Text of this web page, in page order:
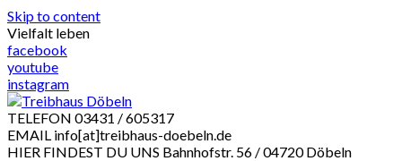
Skip to content
Vielfalt leben
facebook
youtube
instagram
TELEFON 03431 / 605317
EMAIL info[at]treibhaus-doebeln.de
HIER FINDEST DU UNS Bahnhofstr. 56 / 04720 Döbeln